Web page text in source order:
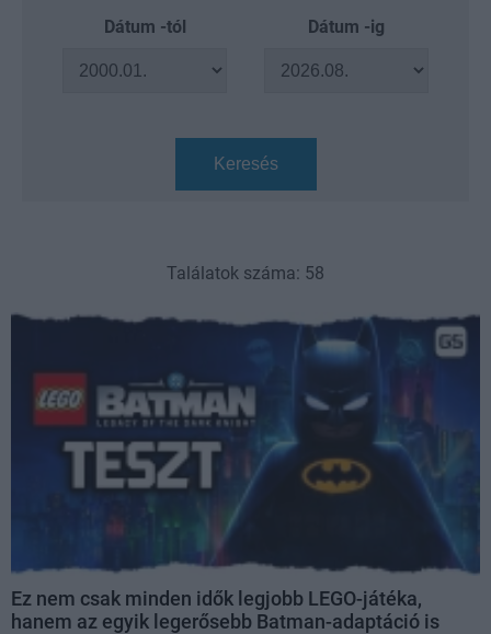
Dátum -tól Dátum -ig
Keresés
Találatok száma: 58
Ez nem csak minden idők legjobb LEGO-játéka,
hanem az egyik legerősebb Batman-adaptáció is